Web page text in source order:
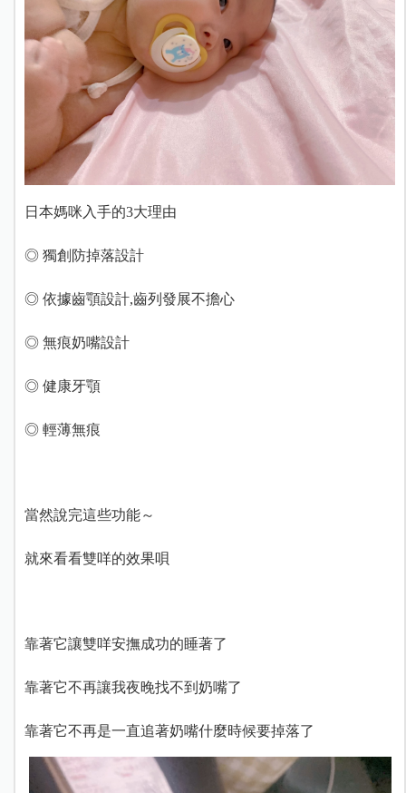
日本媽咪入手的3大理由
◎ 獨創防掉落設計
◎ 依據齒顎設計,齒列發展不擔心
◎ 無痕奶嘴設計
◎ 健康牙顎
◎ 輕薄無痕
當然說完這些功能～
就來看看雙咩的效果唄
靠著它讓雙咩安撫成功的睡著了
靠著它不再讓我夜晚找不到奶嘴了
靠著它不再是一直追著奶嘴什麼時候要掉落了